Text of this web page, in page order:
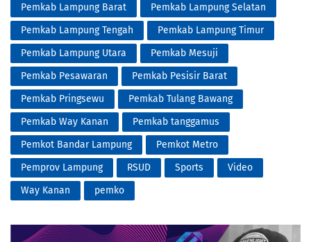
Pemkab Lampung Barat
Pemkab Lampung Selatan
Pemkab Lampung Tengah
Pemkab Lampung Timur
Pemkab Lampung Utara
Pemkab Mesuji
Pemkab Pesawaran
Pemkab Pesisir Barat
Pemkab Pringsewu
Pemkab Tulang Bawang
Pemkab Way Kanan
Pemkab tanggamus
Pemkot Bandar Lampung
Pemkot Metro
Pemprov Lampung
RSUD Sports
Video
Way Kanan
pemko